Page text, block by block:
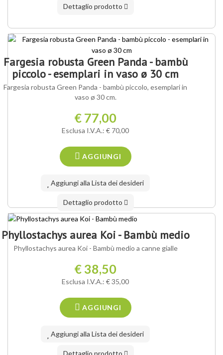
Dettaglio prodotto
Fargesia robusta Green Panda - bambù
piccolo - esemplari in vaso ø 30 cm
Fargesia robusta Green Panda - bambù piccolo, esemplari in
vaso ø 30 cm.
€ 77,00
Esclusa I.V.A.: € 70,00
AGGIUNGI
Aggiungi alla Lista dei desideri
Dettaglio prodotto
Phyllostachys aurea Koi - Bambù medio
Phyllostachys aurea Koi - Bambù medio a canne gialle
€ 38,50
Esclusa I.V.A.: € 35,00
AGGIUNGI
Aggiungi alla Lista dei desideri
Dettaglio prodotto